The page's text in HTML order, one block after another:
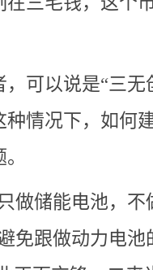
可以说是“三无
情况下，如何
做储能电池，不
免跟做动力电池